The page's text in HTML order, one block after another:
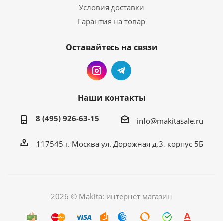
Условия доставки
Гарантия на товар
Оставайтесь на связи
Наши контакты
8 (495) 926-63-15 info@makitasale.ru
117545 г. Москва ул. Дорожная д.3, корпус 5Б
2026 © Makita: интернет магазин